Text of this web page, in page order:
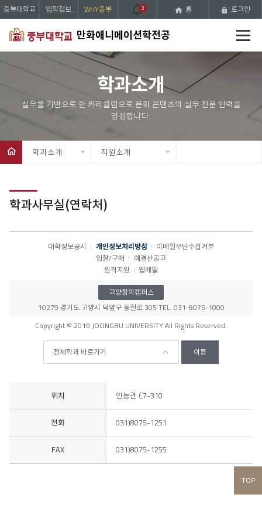
만화애니메이션학전공
메
중부대학교 입학정보 WHY중부 3 홈 로그인
학과소개
학과소개 직원소개
학과사무실(연락처)
대학정보공시 개인정보처리방침
이메일무단수집거부
입찰/구매
예결산공고
원격지원
웹메일
전체학과 바로가기 이동
TOP
고양창의캠퍼스
10279 경기도 고양시 덕양구 동헌로 305 TEL. 031-8075-1000
Copyright © 2019 JOONGBU UNIVERSITY All Rights Reserved.
위치 인농관 C7-310
전화 031)8075-1251
FAX 031)8075-1255